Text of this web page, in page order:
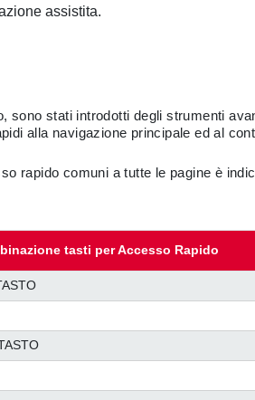
assistita.
stati introdotti degli strumenti
alla navigazione principale ed al
rapido comuni a tutte le pagine è
tasti per Accesso Rapido